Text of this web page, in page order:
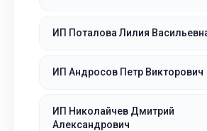
ИП Поталова Лилия
ИП Андросов Петр Викторович
ИП Николайчев Дмитрий
Александрович